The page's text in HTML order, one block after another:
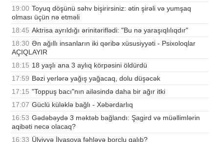
19:00 Toyuq döşünü səhv bişirirsiniz: ətin şirəli və yumşaq
olması üçün nə etməli
18:45 Aktrisa ayrıldığı ərinitəriflədi: "Bu nə yaraşıqlılıqdır"
18:30 Ən ağıllı insanların iki qəribə xüsusiyyəti - Psixoloqlar
AÇIQLAYIR
18:15 18 yaşlı ana 3 aylıq körpəsini öldürdü
17:59 Bəzi yerlərə yağış yağacaq, dolu düşəcək
17:15 "Toppuş bacı"nın ailəsində daha bir ağır itki
17:07 Güclü küləklə bağlı - Xəbərdarlıq
16:53 Gədəbəydə 3 məktəb bağlandı: Şagird və müəllimlərin
aqibəti necə olacaq?
16:33 Ülviyyə İlyasova fəhləyə borclu qalıb?